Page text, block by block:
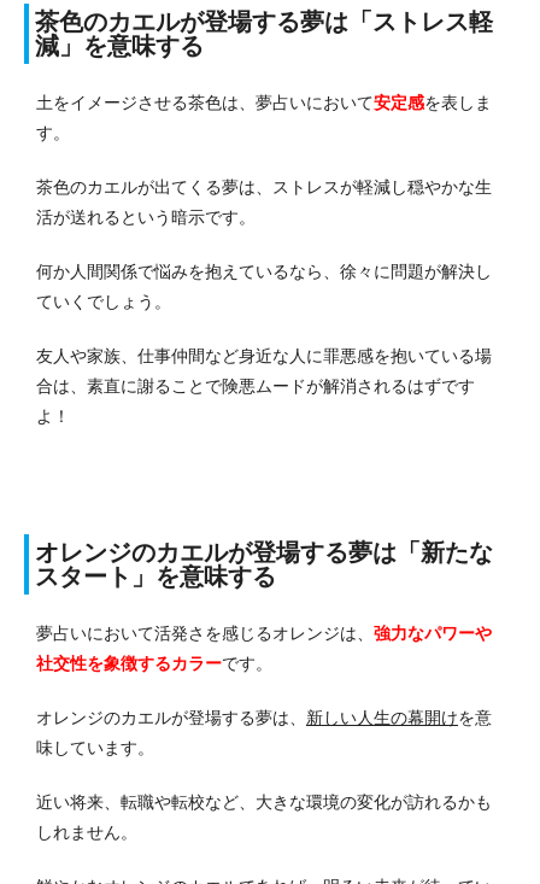
茶色のカエルが登場する夢は「ストレス軽
減」を意味する
土をイメージさせる茶色は、夢占いにおいて安定感を表しま
す。
茶色のカエルが出てくる夢は、ストレスが軽減し穏やかな生
活が送れるという暗示です。
何か人間関係で悩みを抱えているなら、徐々に問題が解決し
ていくでしょう。
友人や家族、仕事仲間など身近な人に罪悪感を抱いている場
合は、素直に謝ることで険悪ムードが解消されるはずです
よ！
オレンジのカエルが登場する夢は「新たな
スタート」を意味する
夢占いにおいて活発さを感じるオレンジは、 強力なパワーや
社交性を象徴するカラーです。
オレンジのカエルが登場する夢は、 新しい人生の幕開けを意
味しています。
近い将来、転職や転校など、大きな環境の変化が訪れるかも
しれません。